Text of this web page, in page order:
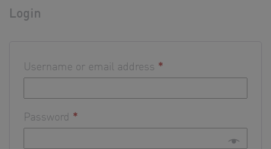
Login
Username or email address *
Password *